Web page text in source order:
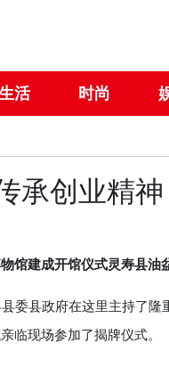
活 时尚
承创业精神
馆建成开馆仪式灵寿县油
县政府在这里主持了隆
临现场参加了揭牌仪式。